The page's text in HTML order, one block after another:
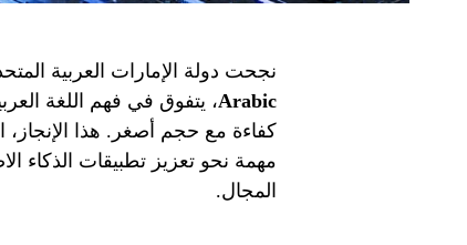
نجحت دولة الإمارات العربية
Arabic، يتفوق في فهم اللغة
مهمة نحو تعزيز تطبيقات الذكاء
المجال.